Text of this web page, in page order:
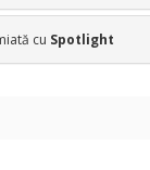
cu Spotlight